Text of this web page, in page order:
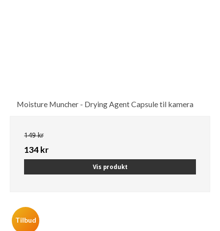
Moisture Muncher - Drying Agent Capsule til kamera
149 kr
134 kr
Vis produkt
Tilbud